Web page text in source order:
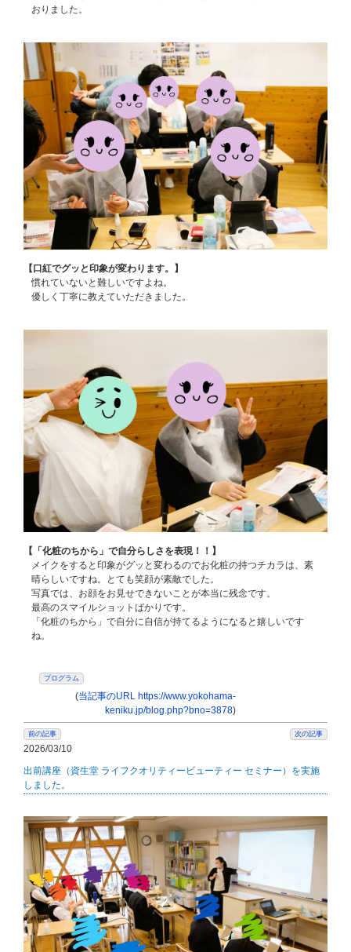
おりました。
【口紅でグッと印象が変わります。】
慣れていないと難しいですよね。
優しく丁寧に教えていただきました。
【「化粧のちから」で自分らしさを表現！！】
メイクをすると印象がグッと変わるのでお化粧の持つチカラは、素
晴らしいですね。とても笑顔が素敵でした。
写真では、お顔をお見せできないことが本当に残念です。
最高のスマイルショットばかりです。
「化粧のちから」で自分に自信が持てるようになると嬉しいです
ね。
プログラム
(当記事のURL https://www.yokohama-
keniku.jp/blog.php?bno=3878)
前の記事 次の記事
2026/03/10
出前講座（資生堂 ライフクオリティービューティー セミナー）を実施
しました。